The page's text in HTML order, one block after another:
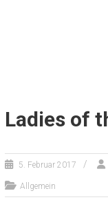
Ladies of
5. Februar 2017
Allgemein